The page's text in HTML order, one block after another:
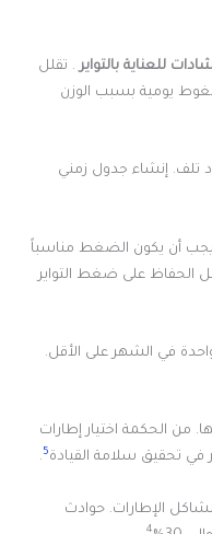
. تقلل
يومية بسبب الوزن
إنشاء جدول زمني
أن يكون الضغط مناسباً
الحفاظ على ضغط التواير
في الشهر على الأقل.
من الحكمة اختيار إطارات
في تحقيق سلامة القيادة5
.
الإطارات. حوادث
4